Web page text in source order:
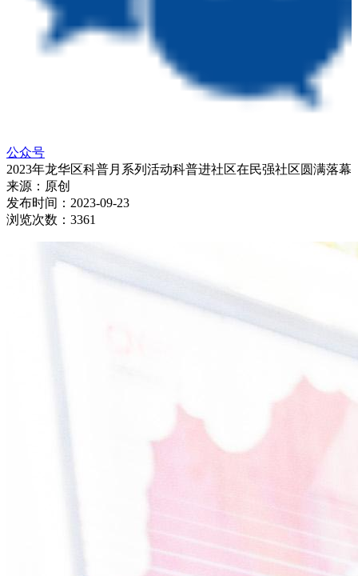
公众号
2023年龙华区科普月系列活动科普进社区在民强社区圆满落幕
来源： 原创
发布时间： 2023-09-23
浏览次数： 3361